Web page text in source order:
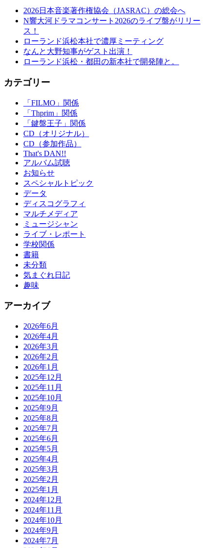
2026日本音楽著作権協会（JASRAC）の総会へ
N響大河ドラマコンサート2026のライブ盤がリリー
ス！
ローランド浜松本社で濃厚ミーティング
なんと大野知事がゲスト出演！
ローランド浜松・都田の新本社で開発陣と。
カテゴリー
「FILMO」関係
「Thprim」関係
「鍵盤王子」関係
CD（オリジナル）
CD（参加作品）
That's DAN!!
アルバム試聴
お知らせ
スペシャルトピック
データ
ディスコグラフィ
マルチメディア
ミュージシャン
ライブ・レポート
学校関係
書籍
未分類
気まぐれ日記
趣味
アーカイブ
2026年6月
2026年4月
2026年3月
2026年2月
2026年1月
2025年12月
2025年11月
2025年10月
2025年9月
2025年8月
2025年7月
2025年6月
2025年5月
2025年4月
2025年3月
2025年2月
2025年1月
2024年12月
2024年11月
2024年10月
2024年9月
2024年7月